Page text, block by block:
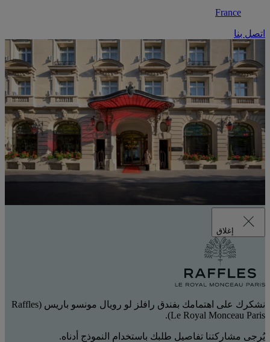
France
اتصل بنا
إغلاق
نشكرك على اهتمامك بفندق رافلز لو رويال مونسو باريس (Raffles
Le Royal Monceau Paris).
يُرجى مشاركتنا تفاصيل طلبك باستخدام النموذج أدناه.